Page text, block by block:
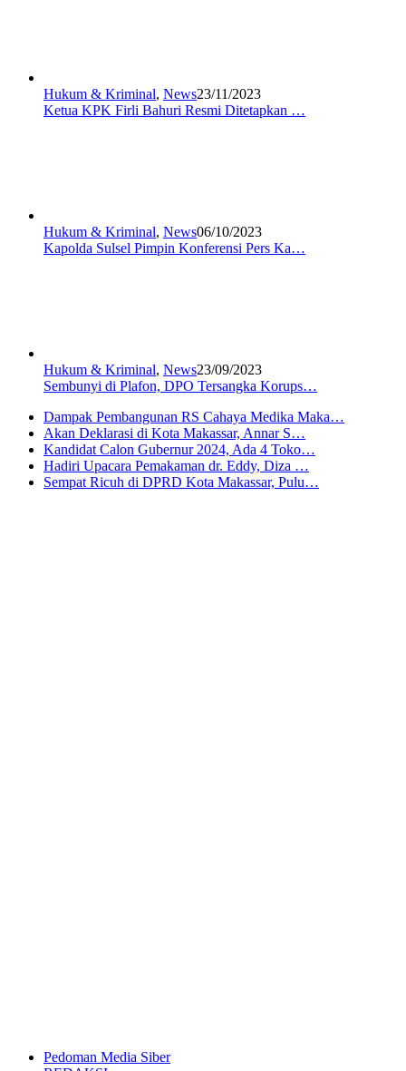
Hukum & Kriminal, News23/11/2023
Ketua KPK Firli Bahuri Resmi Ditetapkan …
Hukum & Kriminal, News06/10/2023
Kapolda Sulsel Pimpin Konferensi Pers Ka…
Hukum & Kriminal, News23/09/2023
Sembunyi di Plafon, DPO Tersangka Korups…
Dampak Pembangunan RS Cahaya Medika Maka…
Akan Deklarasi di Kota Makassar, Annar S…
Kandidat Calon Gubernur 2024, Ada 4 Toko…
Hadiri Upacara Pemakaman dr. Eddy, Diza …
Sempat Ricuh di DPRD Kota Makassar, Pulu…
Pedoman Media Siber